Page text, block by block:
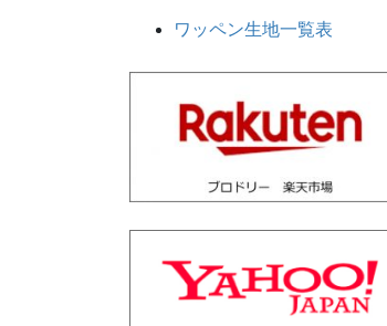
ワッペン生地一覧表